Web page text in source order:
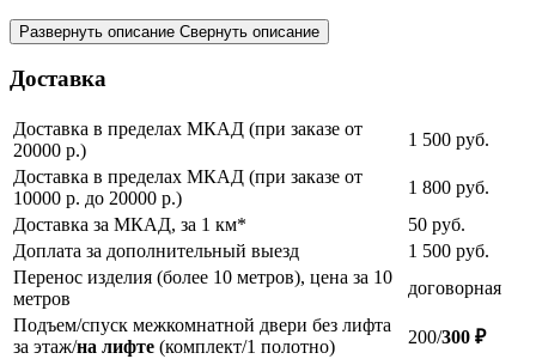
Развернуть описание Свернуть описание
Доставка
Доставка в пределах МКАД (при заказе от
20000 р.)
1 500 руб.
Доставка в пределах МКАД (при заказе от
10000 р. до 20000 р.)
1 800 руб.
Доставка за МКАД, за 1 км*
50 руб.
Доплата за дополнительный выезд
1 500 руб.
Перенос изделия (более 10 метров), цена за 10
метров
договорная
Подъем/спуск межкомнатной двери без лифта
за этаж/на лифте (комплект/1 полотно) 200/300 ₽